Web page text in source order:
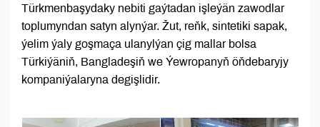
Türkmenbaşydaky nebiti gaýtadan işleýän zawodlar
toplumyndan satyn alynýar. Žut, reňk, sintetiki sapak,
ýelim ýaly goşmaça ulanylýan çig mallar bolsa
Türkiýäniň, Bangladeşiň we Ýewropanyň öňdebaryjy
kompaniýalaryna degişlidir.